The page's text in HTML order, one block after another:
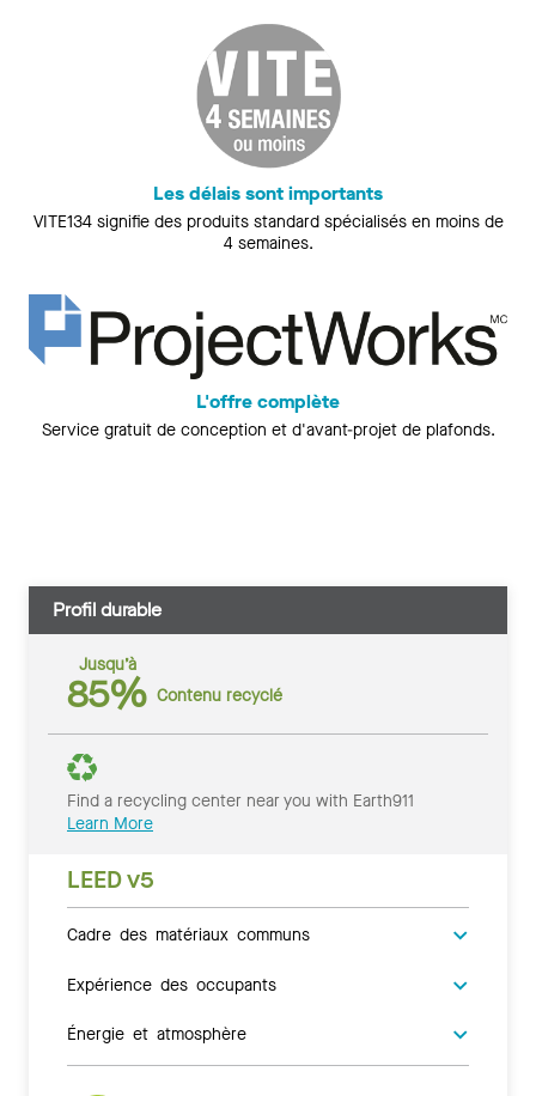
Les délais sont importants
VITE134 signifie des produits standard spécialisés en moins de
4 semaines.
L'offre complète
Service gratuit de conception et d'avant-projet de plafonds.
Profil durable
Jusqu’à
85% Contenu recyclé
Find a recycling center near you with Earth911
Learn More
LEED v5
Cadre des matériaux communs
Expérience des occupants
Énergie et atmosphère